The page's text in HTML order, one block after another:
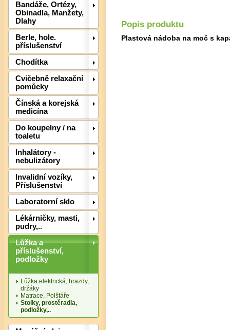
Bandáže, Ortézy,
Obinadla, Manžety,
Dlahy
Berle, hole.
příslušenství
Chodítka
Cvičebně relaxační
pomůcky
Čínská a korejská
medicína
Do koupelny / na
toaletu
Inhalátory -
nebulizátory
Invalidní vozíky,
Příslušenství
Laboratorní sklo
Lékárničky, masti,
pudry,..
Lůžka a
příslušenství,
podložky
Lůžka elektrická, hrazdy,
držáky
Matrace, Polštáře
Stolky, prostěradla,
podložky,..
Popis produktu
Plastová nádoba na moč s